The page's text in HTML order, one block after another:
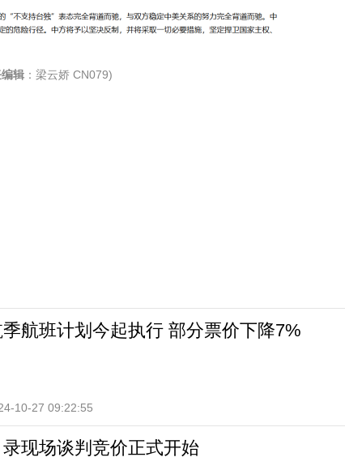
辑 ：梁云娇 CN079)
航班计划今起执行 部分票价下降7%
10-27 09:22:55
现场谈判竞价正式开始